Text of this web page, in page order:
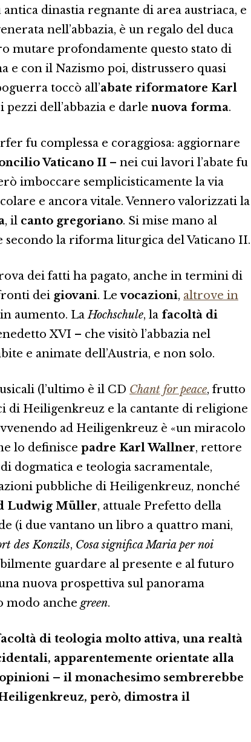
dinastia regnante di area austriaca, e
nell’abbazia, è un regalo del duca
mutare profondamente questo stato di
e con il Nazismo poi, distrussero quasi
toccò all’abate riformatore Karl
pezzi dell’abbazia e darle nuova forma.
fu complessa e coraggiosa: aggiornare
Vaticano II – nei cui lavori l’abate fu
imboccare semplicisticamente la via
e ancora vitale. Vennero valorizzati la
, il canto gregoriano. Si mise mano al
secondo la riforma liturgica del Vaticano II.
dei fatti ha pagato, anche in termini di
dei giovani. Levocazioni, altrove in
aumento. LaHochschule, la facoltà di
XVI – che visitò l’abbazia nel
e animate dell’Austria, e non solo.
(l’ultimo è il CD Chant for peace, frutto
di Heiligenkreuz e la cantante di religione
ad Heiligenkreuz è «un miracolo
lo definisce padre Karl Wallner, rettore
dogmatica e teologia sacramentale,
pubbliche di Heiligenkreuz, nonché
Ludwig Müller, attuale Prefetto della
(i due vantano un libro a quattro mani,
des Konzils, Cosa significa Maria per noi
guardare al presente e al futuro
nuova prospettiva sul panorama
modo anche green.
di teologia molto attiva, una realtà
apparentemente orientate alla
– il monachesimo sembrerebbe
però, dimostra il